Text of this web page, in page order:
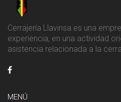
Cerrajería Llavinsa es una
experiencia, en una actividad
asistencia relacionada a la
MENÚ